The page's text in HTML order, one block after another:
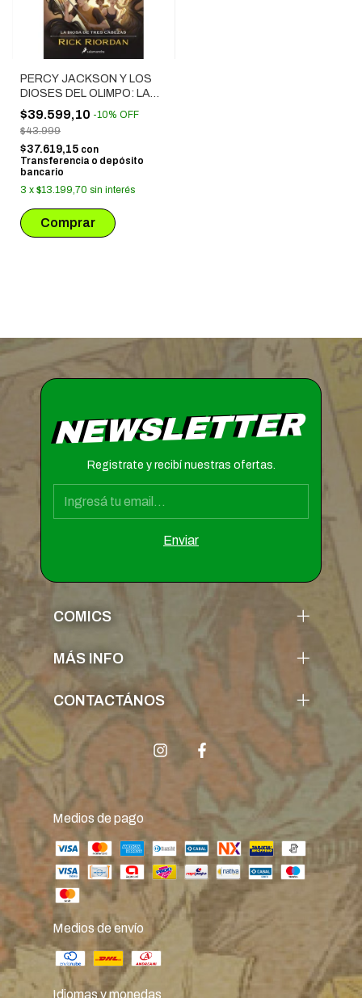
PERCY JACKSON Y LOS
DIOSES DEL OLIMPO: LA
DIOSA DE TRES CABEZAS
$39.599,10 -10% OFF
$43.999
$37.619,15 con
Transferencia o depósito
bancario
3 x $13.199,70 sin interés
NEWSLETTER
Registrate y recibí nuestras ofertas.
COMICS
MÁS INFO
CONTACTÁNOS
Medios de pago
Medios de envío
Idiomas y monedas